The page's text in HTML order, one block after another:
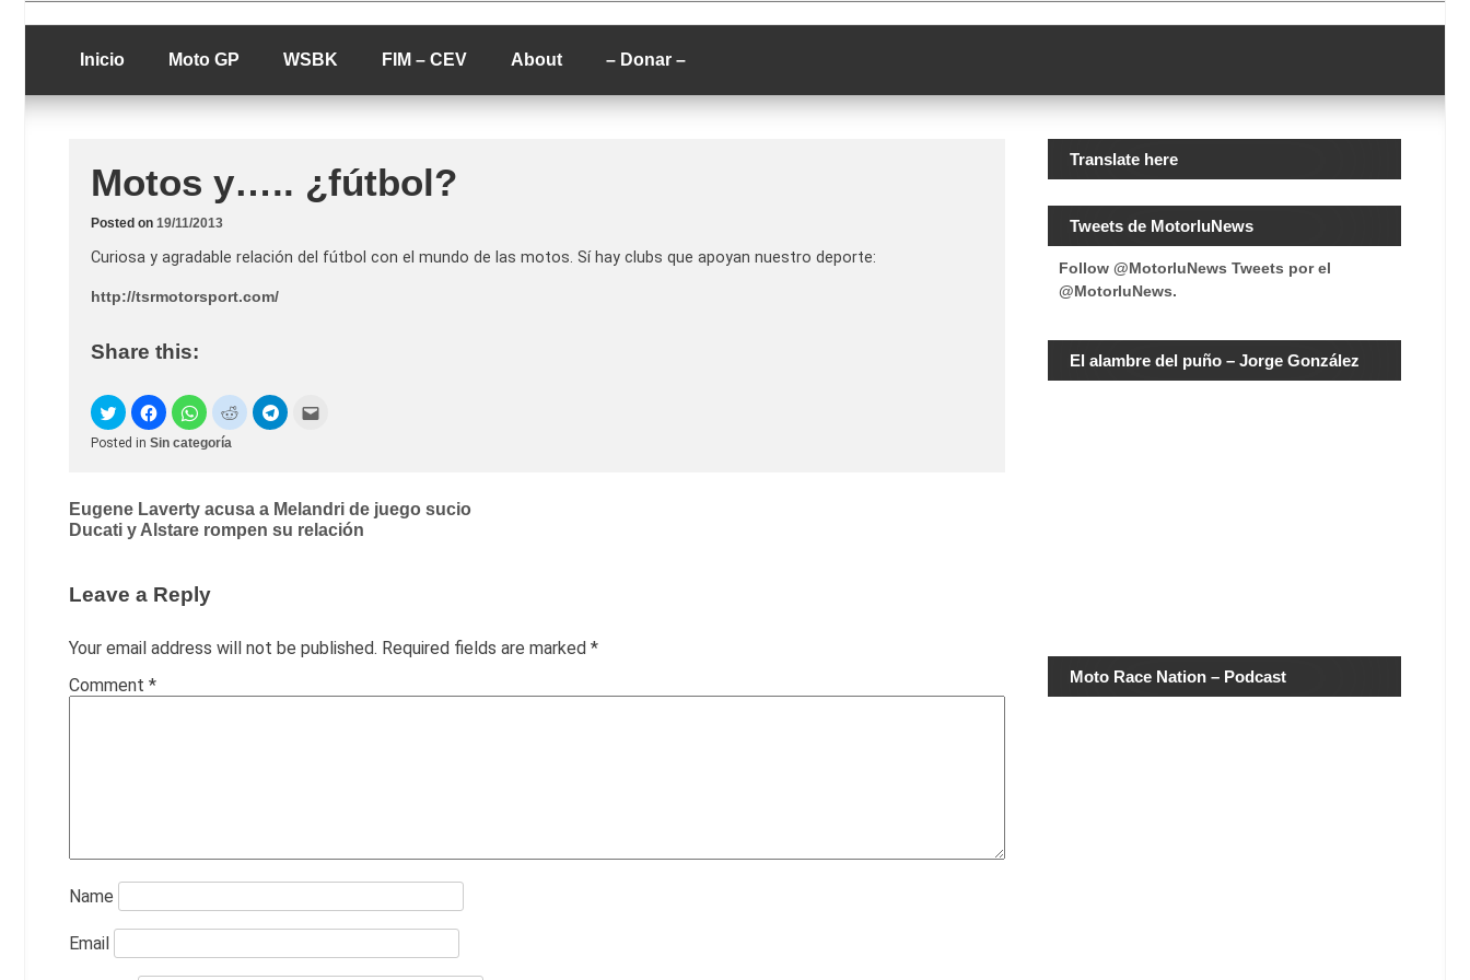
to
contentLucio Lopez GP
luciolopezgp
Inicio Moto GP WSBK FIM – CEV About – Donar –
Motos y….. ¿fútbol?
Posted on 19/11/2013
Curiosa y agradable relación del fútbol con el mundo de las motos. Sí hay clubs que apoyan nuestro deporte:
http://tsrmotorsport.com/
Share this:
Posted in Sin categoría
Post
navigation
Eugene Laverty acusa a Melandri de juego sucio
Ducati y Alstare rompen su relación
Leave a Reply
Your email address will not be published. Required fields are marked *
Comment *
Name
Email
Translate here
Tweets de MotorluNews
Follow @MotorluNews Tweets por el
@MotorluNews.
El alambre del puño – Jorge González
Moto Race Nation – Podcast